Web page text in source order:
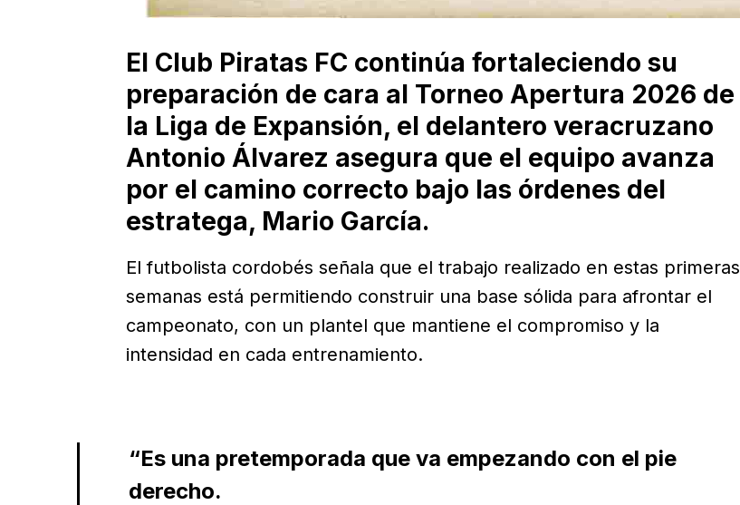
El Club Piratas FC continúa fortaleciendo su
preparación de cara al Torneo Apertura 2026 de
la Liga de Expansión, el delantero veracruzano
Antonio Álvarez asegura que el equipo avanza
por el camino correcto bajo las órdenes del
estratega, Mario García.
El futbolista cordobés señala que el trabajo realizado en estas primeras
semanas está permitiendo construir una base sólida para afrontar el
campeonato, con un plantel que mantiene el compromiso y la
intensidad en cada entrenamiento.
“Es una pretemporada que va empezando con el pie
derecho.